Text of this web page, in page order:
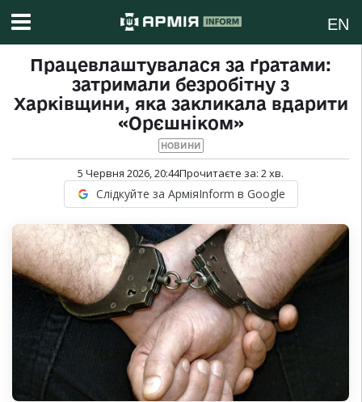
EN
Працевлаштувалася за ґратами:
затримали безробітну з
Харківщини, яка закликала вдарити
«Орєшніком»
НОВИНИ
5 Червня 2026, 20:44Прочитаєте за: 2хв.
Слідкуйте за АрміяInform в Google